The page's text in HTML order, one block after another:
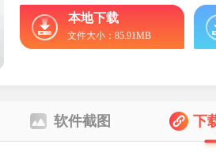
本地下载
文件大小：85.91MB
软件截图 下